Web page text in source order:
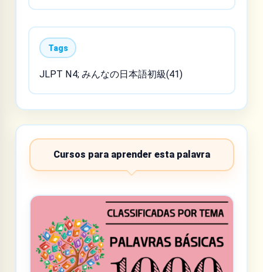
Tags
JLPT N4; みんなの日本語初級(41)
Cursos para aprender esta palavra